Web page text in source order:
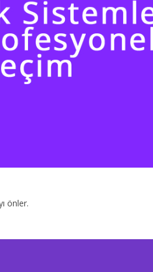
önler.